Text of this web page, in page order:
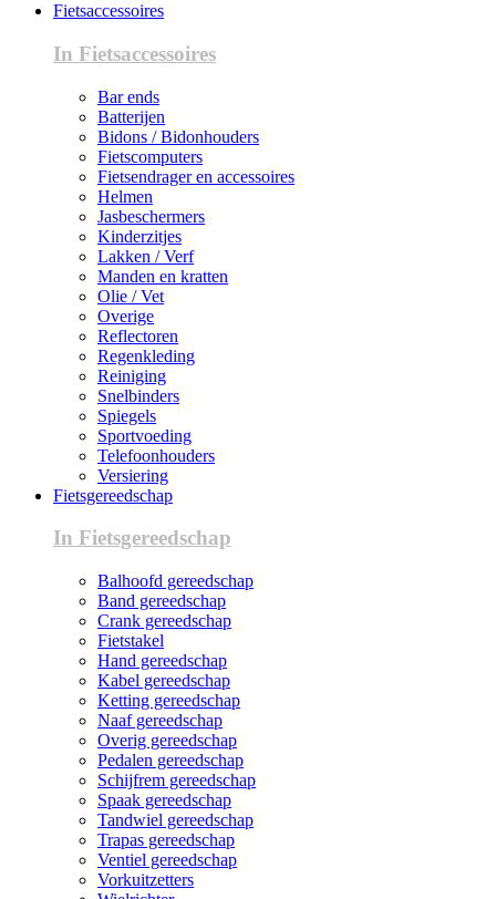
Fietsaccessoires
In Fietsaccessoires
Bar ends
Batterijen
Bidons / Bidonhouders
Fietscomputers
Fietsendrager en accessoires
Helmen
Jasbeschermers
Kinderzitjes
Lakken / Verf
Manden en kratten
Olie / Vet
Overige
Reflectoren
Regenkleding
Reiniging
Snelbinders
Spiegels
Sportvoeding
Telefoonhouders
Versiering
Fietsgereedschap
In Fietsgereedschap
Balhoofd gereedschap
Band gereedschap
Crank gereedschap
Fietstakel
Hand gereedschap
Kabel gereedschap
Ketting gereedschap
Naaf gereedschap
Overig gereedschap
Pedalen gereedschap
Schijfrem gereedschap
Spaak gereedschap
Tandwiel gereedschap
Trapas gereedschap
Ventiel gereedschap
Vorkuitzetters